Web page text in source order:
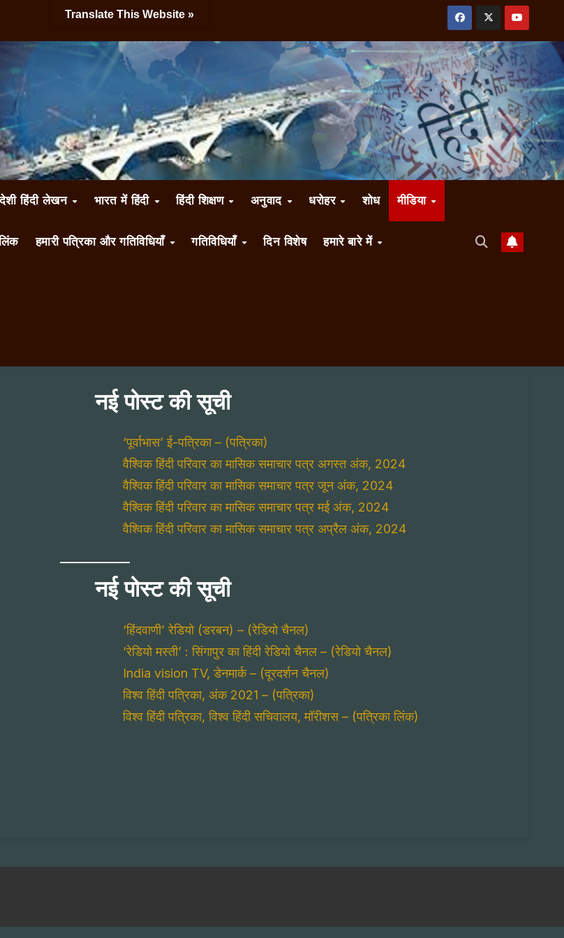
हिंदी लेखन भारत में हिंदी हिंदी शिक्षण अनुवाद धरोहर शोध मीडिया
हमारी पत्रिका और गतिविधियाँ गतिविधियाँ दिन विशेष हमारे बारे में
नई पोस्ट की सूची
‘पूर्वाभास’ ई-पत्रिका – (पत्रिका)
वैश्विक हिंदी परिवार का मासिक समाचार पत्र अगस्त अंक, 2024
वैश्विक हिंदी परिवार का मासिक समाचार पत्र जून अंक, 2024
वैश्विक हिंदी परिवार का मासिक समाचार पत्र मई अंक, 2024
वैश्विक हिंदी परिवार का मासिक समाचार पत्र अप्रैल अंक, 2024
नई पोस्ट की सूची
‘हिंदवाणी’ रेडियो (डरबन) – (रेडियो चैनल)
‘रेडियो मस्ती’ : सिंगापुर का हिंदी रेडियो चैनल – (रेडियो चैनल)
India vision TV, डेनमार्क – (दूरदर्शन चैनल)
विश्व हिंदी पत्रिका, अंक 2021 – (पत्रिका)
विश्व हिंदी पत्रिका, विश्व हिंदी सचिवालय, मॉरीशस – (पत्रिका लिंक)
Translate This Website »